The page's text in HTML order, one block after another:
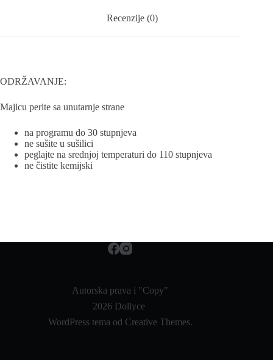
Recenzije (0)
ODRŽAVANJE:
Majicu perite sa unutarnje strane
na programu do 30 stupnjeva
ne sušite u sušilici
peglajte na srednjoj temperaturi do 110 stupnjeva
ne čistite kemijski
Autorska prava i "Copy"
2026 Dollyce
WordPress tema od Creative Themes.